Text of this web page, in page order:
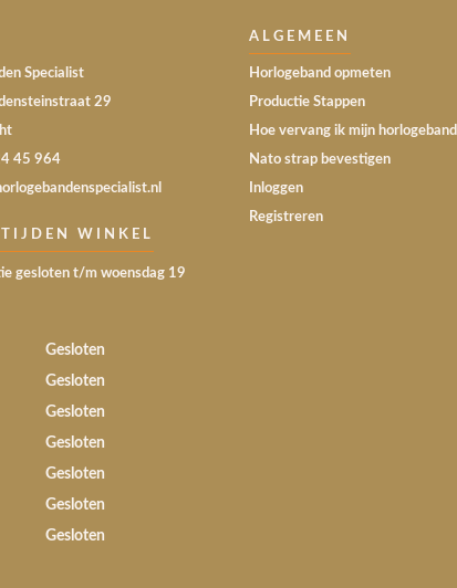
Specialist
29
45 964
WINKEL
gesloten t/m woensdag 19
Gesloten
Gesloten
Gesloten
Gesloten
Gesloten
Gesloten
Gesloten
ALGEMEEN
Horlogeband opmeten
Productie Stappen
Hoe vervang ik mijn horlogeband
Nato strap bevestigen
Inloggen
Registreren